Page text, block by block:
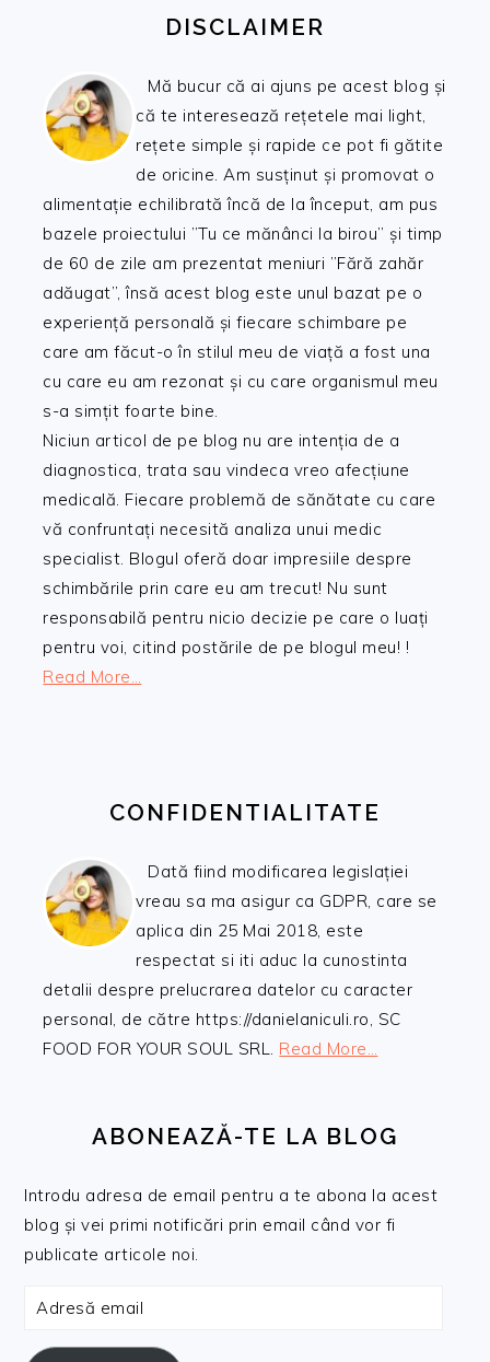
DISCLAIMER
Mă bucur că ai ajuns pe acest blog și
că te interesează rețetele mai light,
rețete simple și rapide ce pot fi gătite
de oricine. Am susținut și promovat o
alimentație echilibrată încă de la început, am pus
bazele proiectului ”Tu ce mănânci la birou” și timp
de 60 de zile am prezentat meniuri ”Fără zahăr
adăugat”, însă acest blog este unul bazat pe o
experiență personală și fiecare schimbare pe
care am făcut-o în stilul meu de viață a fost una
cu care eu am rezonat și cu care organismul meu
s-a simțit foarte bine.
Niciun articol de pe blog nu are intenția de a
diagnostica, trata sau vindeca vreo afecțiune
medicală. Fiecare problemă de sănătate cu care
vă confruntați necesită analiza unui medic
specialist. Blogul oferă doar impresiile despre
schimbările prin care eu am trecut! Nu sunt
responsabilă pentru nicio decizie pe care o luați
pentru voi, citind postările de pe blogul meu! !
Read More…
CONFIDENTIALITATE
Dată fiind modificarea legislației
vreau sa ma asigur ca GDPR, care se
aplica din 25 Mai 2018, este
respectat si iti aduc la cunostinta
detalii despre prelucrarea datelor cu caracter
personal, de către https://danielaniculi.ro, SC
FOOD FOR YOUR SOUL SRL. Read More…
ABONEAZĂ-TE LA BLOG
Introdu adresa de email pentru a te abona la acest
blog și vei primi notificări prin email când vor fi
publicate articole noi.
Adresă